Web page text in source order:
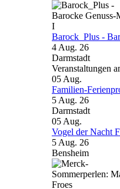
Barock_Plus -
4 Aug. 26
Darmstadt
Veranstaltungen
05 Aug.
Familien-
5 Aug. 26
Darmstadt
05 Aug.
Vogel der Nacht
5 Aug. 26
Bensheim